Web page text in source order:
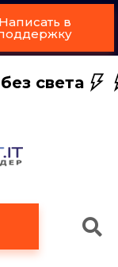
Написать в
света